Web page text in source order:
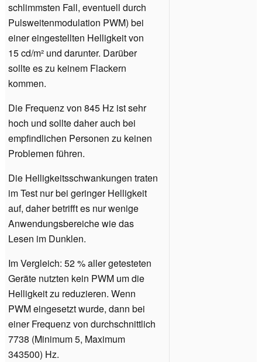
schlimmsten Fall, eventuell durch
Pulsweitenmodulation PWM) bei
einer eingestellten Helligkeit von
15 cd/m² und darunter. Darüber
sollte es zu keinem Flackern
kommen.
Die Frequenz von 845 Hz ist sehr
hoch und sollte daher auch bei
empfindlichen Personen zu keinen
Problemen führen.
Die Helligkeitsschwankungen traten
im Test nur bei geringer Helligkeit
auf, daher betrifft es nur wenige
Anwendungsbereiche wie das
Lesen im Dunklen.
Im Vergleich: 52 % aller getesteten
Geräte nutzten kein PWM um die
Helligkeit zu reduzieren. Wenn
PWM eingesetzt wurde, dann bei
einer Frequenz von durchschnittlich
7738 (Minimum 5, Maximum
343500) Hz.